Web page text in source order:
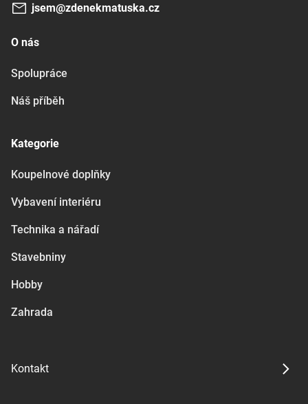
jsem@zdenekmatuska.cz
O nás
Spolupráce
Náš příběh
Kategorie
Koupelnové doplňky
Vybavení interiéru
Technika a nářadí
Stavebniny
Hobby
Zahrada
Kontakt